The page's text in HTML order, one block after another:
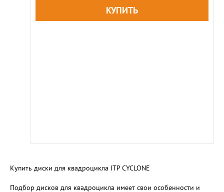
Купить диски для квадроцикла ITP CYCLONE
Подбор дисков для квадроцикла имеет свои особенности и